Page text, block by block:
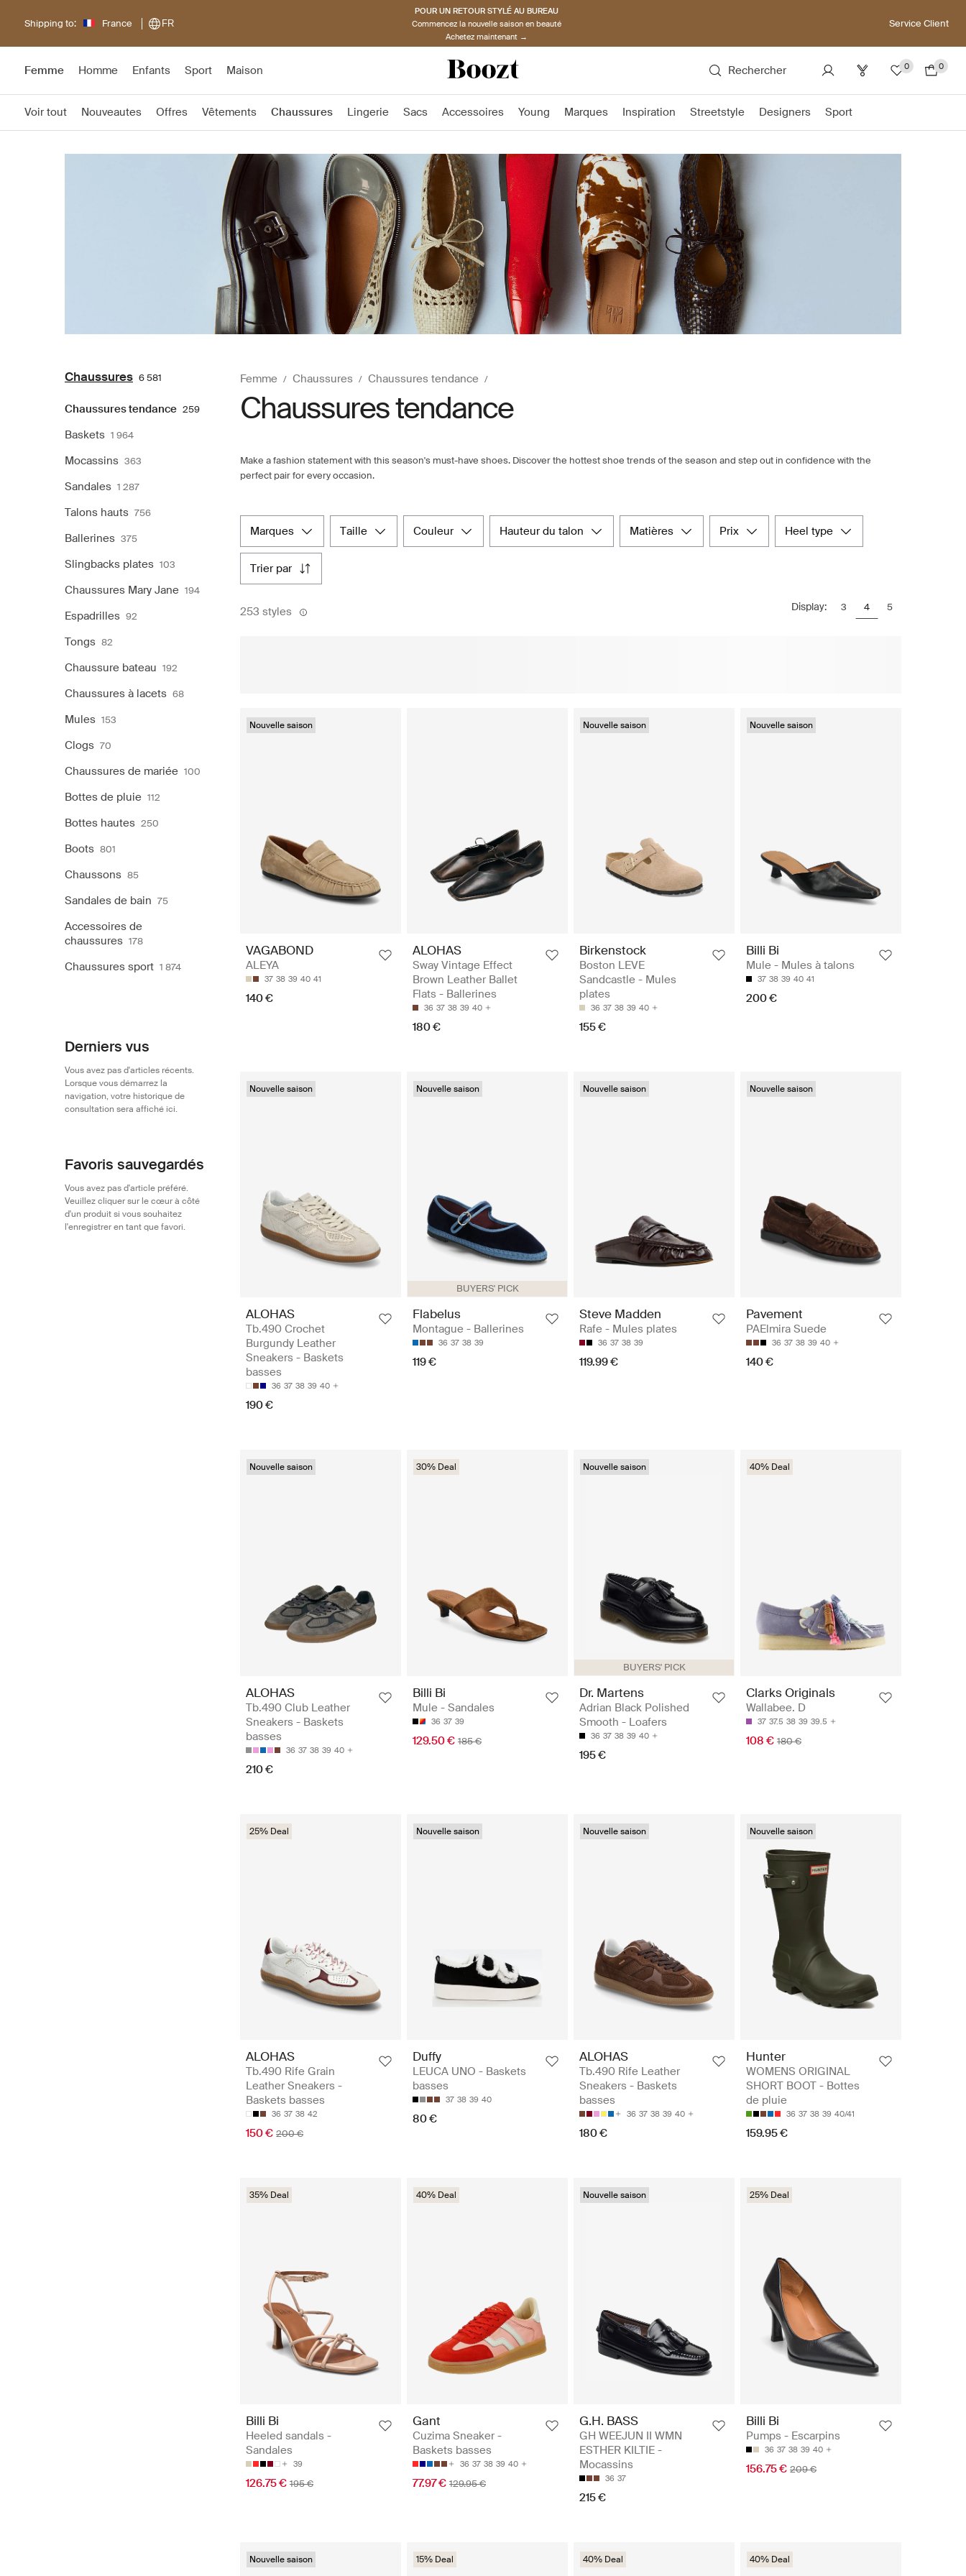
Shipping to: France FR
POUR UN RETOUR STYLÉ AU BUREAU
Commencez la nouvelle saison en beauté
Achetez maintenant →
Service Client
Femme Homme Enfants Sport Maison Rechercher 0 0
Voir tout Nouveautes Offres Vêtements Chaussures Lingerie Sacs Accessoires Young Marques Inspiration Streetstyle Designers Sport
Chaussures 6 581
Chaussures tendance 259
Baskets 1 964
Mocassins 363
Sandales 1 287
Talons hauts 756
Ballerines 375
Slingbacks plates 103
Chaussures Mary Jane 194
Espadrilles 92
Tongs 82
Chaussure bateau 192
Chaussures à lacets 68
Mules 153
Clogs 70
Chaussures de mariée 100
Bottes de pluie 112
Bottes hautes 250
Boots 801
Chaussons 85
Sandales de bain 75
Accessoires de
chaussures 178
Chaussures sport 1 874
Derniers vus
Vous avez pas d'articles récents.
Lorsque vous démarrez la
navigation, votre historique de
consultation sera affiché ici.
Favoris sauvegardés
Vous avez pas d'article préféré.
Veuillez cliquer sur le cœur à côté
d'un produit si vous souhaitez
l'enregistrer en tant que favori.
Femme Chaussures Chaussures tendance
Chaussures tendance
Make a fashion statement with this season's must-have shoes. Discover the hottest shoe trends of the season and step out in confidence with the
perfect pair for every occasion.
marques taille couleur hauteur du talon matières prix heel type
trier par
253 styles Display: 3 4 5
Nouvelle saison
VAGABOND
ALEYA
37 38 39 40 41
140 €
ALOHAS
Sway Vintage Effect
Brown Leather Ballet
Flats - Ballerines
36 37 38 39 40
180 €
Nouvelle saison
Birkenstock
Boston LEVE
Sandcastle - Mules
plates
36 37 38 39 40
155 €
Nouvelle saison
Billi Bi
Mule - Mules à talons
37 38 39 40 41
200 €
Nouvelle saison
ALOHAS
Tb.490 Crochet
Burgundy Leather
Sneakers - Baskets
basses
36 37 38 39 40
190 €
BUYERS' PICK
Nouvelle saison
Flabelus
Montague - Ballerines
36 37 38 39
119 €
Nouvelle saison
Steve Madden
Rafe - Mules plates
36 37 38 39
119.99 €
Nouvelle saison
Pavement
PAElmira Suede
36 37 38 39 40
140 €
Nouvelle saison
ALOHAS
Tb.490 Club Leather
Sneakers - Baskets
basses
36 37 38 39 40
210 €
30% Deal
Billi Bi
Mule - Sandales
36 37 39
129.50 € 185 €
BUYERS' PICK
Nouvelle saison
Dr. Martens
Adrian Black Polished
Smooth - Loafers
36 37 38 39 40
195 €
40% Deal
Clarks Originals
Wallabee. D
37 37.5 38 39 39.5
108 € 180 €
25% Deal
ALOHAS
Tb.490 Rife Grain
Leather Sneakers -
Baskets basses
36 37 38 42
150 € 200 €
Nouvelle saison
Duffy
LEUCA UNO - Baskets
basses
37 38 39 40
80 €
Nouvelle saison
ALOHAS
Tb.490 Rife Leather
Sneakers - Baskets
basses
36 37 38 39 40
180 €
Nouvelle saison
Hunter
WOMENS ORIGINAL
SHORT BOOT - Bottes
de pluie
36 37 38 39 40/41
159.95 €
35% Deal
Billi Bi
Heeled sandals -
Sandales
39
126.75 € 195 €
40% Deal
Gant
Cuzima Sneaker -
Baskets basses
36 37 38 39 40
77.97 € 129.95 €
Nouvelle saison
G.H. BASS
GH WEEJUN II WMN
ESTHER KILTIE -
Mocassins
36 37
215 €
25% Deal
Billi Bi
Pumps - Escarpins
36 37 38 39 40
156.75 € 209 €
Nouvelle saison 15% Deal 40% Deal 40% Deal